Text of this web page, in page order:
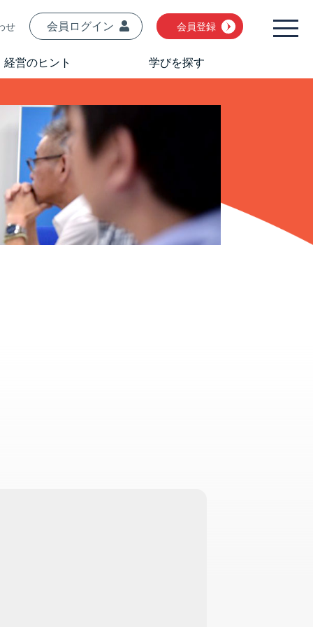
せ 会員ログイン 会員登録
経営のヒント 学びを探す